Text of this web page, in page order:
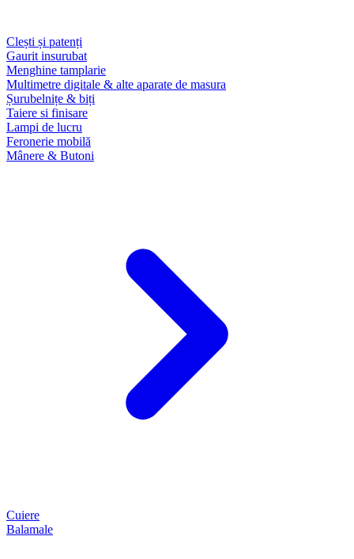
Clești și patenți
Gaurit insurubat
Menghine tamplarie
Multimetre digitale & alte aparate de masura
Șurubelnițe & biți
Taiere si finisare
Lampi de lucru
Feronerie mobilă
Mânere & Butoni
Cuiere
Balamale